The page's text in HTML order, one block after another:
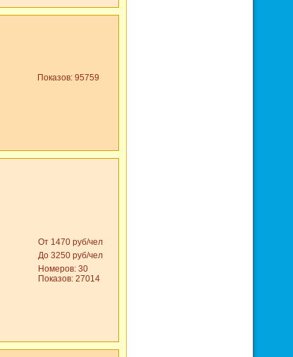
Показов: 95759
От 1470 руб/чел
До 3250 руб/чел
Номеров: 30
Показов: 27014